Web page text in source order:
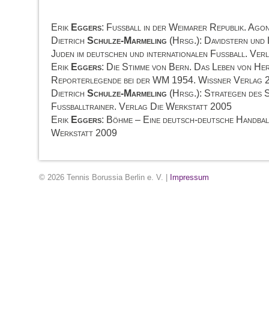
Erik Eggers: Fußball in der Weimarer Republik.
Dietrich Schulze-Marmeling (Hrsg.): Davidstern und
Juden im deutschen und internationalen Fußball.
Erik Eggers: Die Stimme von Bern. Das Leben von
Reporterlegende bei der WM 1954. Wißner Verlag
Dietrich Schulze-Marmeling (Hrsg.): Strategen des
Fußballtrainer. Verlag Die Werkstatt 2005
Erik Eggers: Böhme – Eine deutsch-deutsche
Werkstatt 2009
© 2026 Tennis Borussia Berlin e. V. | Impressum